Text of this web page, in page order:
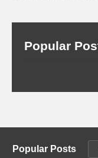
Popular
Popular Posts